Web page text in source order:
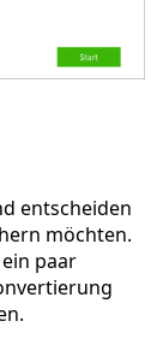
entscheiden
möchten.
paar